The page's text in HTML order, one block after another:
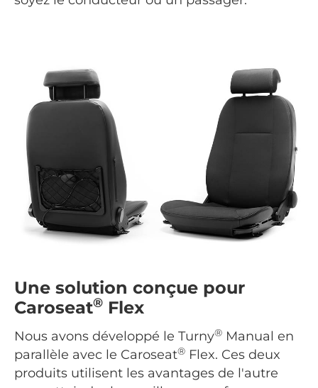
Une solution conçue pour
Caroseat® Flex
Nous avons développé le Turny® Manual en
parallèle avec le Caroseat® Flex. Ces deux
produits utilisent les avantages de l'autre